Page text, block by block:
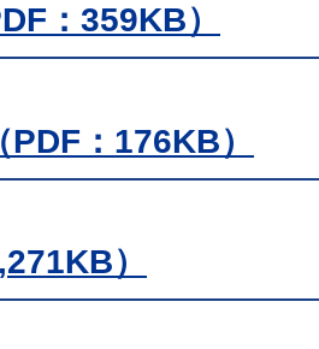
：359KB）
：176KB）
）